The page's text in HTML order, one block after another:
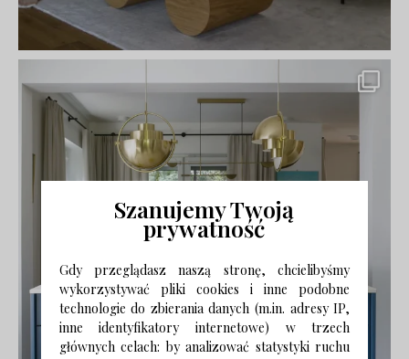
Szanujemy Twoją
prywatność
Gdy przeglądasz naszą stronę, chcielibyśmy
wykorzystywać pliki cookies i inne podobne
technologie do zbierania danych (m.in. adresy IP,
inne identyfikatory internetowe) w trzech
głównych celach: by analizować statystyki ruchu